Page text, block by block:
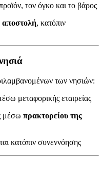
τον όγκο και το βάρος
αποστολή, κατόπιν
των νησιών:
μεταφορικής εταιρείας
μέσω πρακτορείου της
κατόπιν συνεννόησης